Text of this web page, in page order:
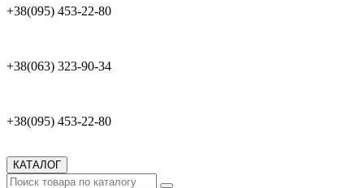
+38(095) 453-22-80
+38(063) 323-90-34
+38(095) 453-22-80
КАТАЛОГ